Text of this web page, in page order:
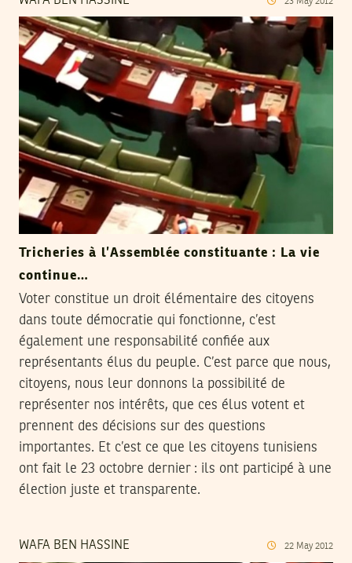
Tricheries à l’Assemblée constituante : La vie
continue…
Voter constitue un droit élémentaire des citoyens
dans toute démocratie qui fonctionne, c’est
également une responsabilité confiée aux
représentants élus du peuple. C’est parce que nous,
citoyens, nous leur donnons la possibilité de
représenter nos intérêts, que ces élus votent et
prennent des décisions sur des questions
importantes. Et c’est ce que les citoyens tunisiens
ont fait le 23 octobre dernier : ils ont participé à une
élection juste et transparente.
WAFA BEN HASSINE 22 May 2012